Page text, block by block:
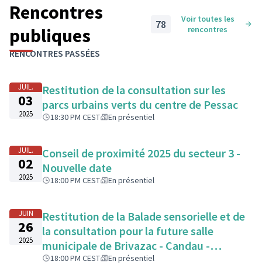
Rencontres
publiques
78
Voir toutes les
rencontres
L'élément suivant est une carte qui présente les éléments de
Passer la carte
−
RENCONTRES PASSÉES
JUIL.
03
2025
Restitution de la consultation sur les
parcs urbains verts du centre de Pessac
18:30 PM CEST En présentiel
JUIL.
02
2025
Conseil de proximité 2025 du secteur 3 -
Nouvelle date
18:00 PM CEST En présentiel
JUIN
26
2025
Restitution de la Balade sensorielle et de
la consultation pour la future salle
municipale de Brivazac - Candau -
Compostelle - Campus
18:00 PM CEST En présentiel